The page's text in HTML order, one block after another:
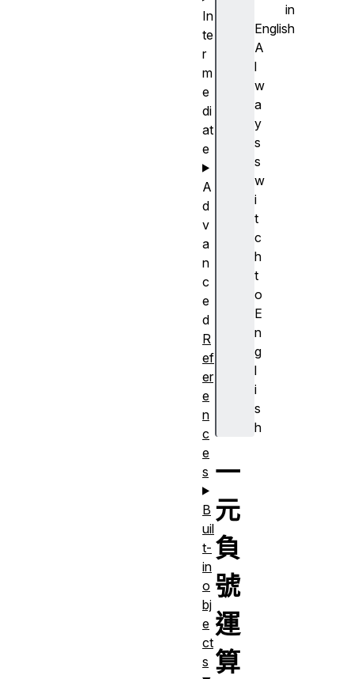
in
English
A
l
w
a
y
s
s
w
i
t
c
h
t
o
E
n
g
l
i
s
h
一
元
負
號
運
算
In
te
r
m
e
di
at
e
A
d
v
a
n
c
e
d
R
ef
er
e
n
c
e
s
B
uil
t-
in
o
bj
e
ct
s